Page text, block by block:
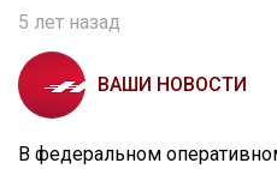
5 лет назад
ВАШИ НОВОСТИ
В федеральном